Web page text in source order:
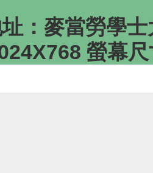
：麥當勞學
螢幕